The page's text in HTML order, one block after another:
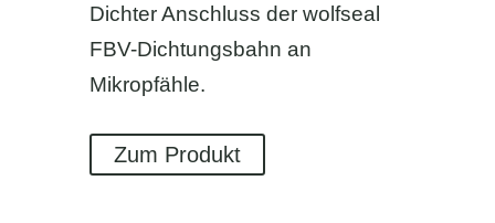
Dichter Anschluss der wolfseal
FBV-Dichtungsbahn an
Mikropfähle.
Zum Produkt